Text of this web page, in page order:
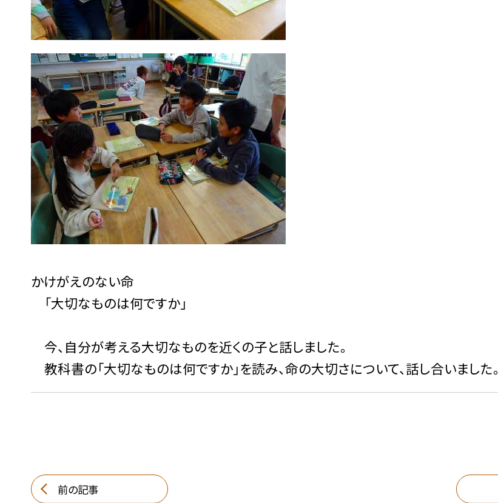
かけがえのない命
「大切なものは何ですか」
今、自分が考える大切なものを近くの子と話しました。
教科書の「大切なものは何ですか」を読み、命の大切さについて、話し合いました。
前の記事